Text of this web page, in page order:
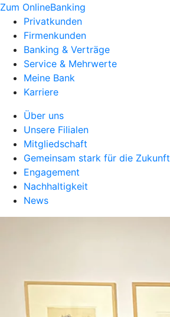
Zum OnlineBanking
Privatkunden
Firmenkunden
Banking & Verträge
Service & Mehrwerte
Meine Bank
Karriere
Über uns
Unsere Filialen
Mitgliedschaft
Gemeinsam stark für die Zukunft
Engagement
Nachhaltigkeit
News